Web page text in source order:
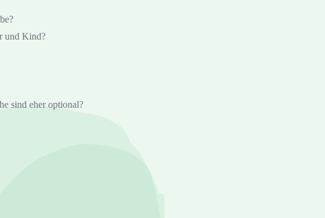
und Kind?
sind eher optional?